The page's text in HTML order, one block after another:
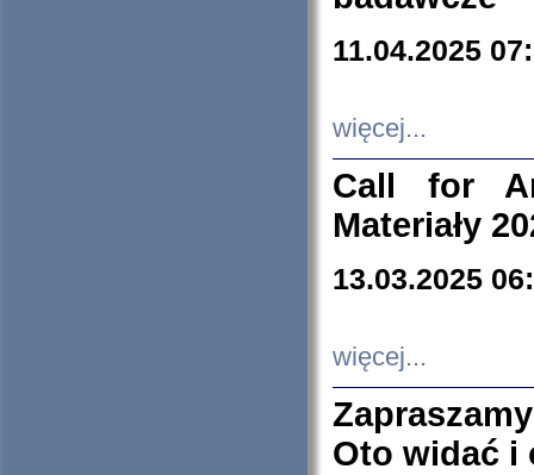
11.04.2025
więcej...
Call for
Materiały
13.03.2025
więcej...
Oto widać i